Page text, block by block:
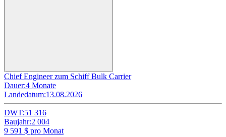
Chief Engineer zum Schiff Bulk Carrier
Dauer:4 Monate
Landedatum:13.08.2026
DWT:51 316
Baujahr:2 004
9 591 $ pro Monat